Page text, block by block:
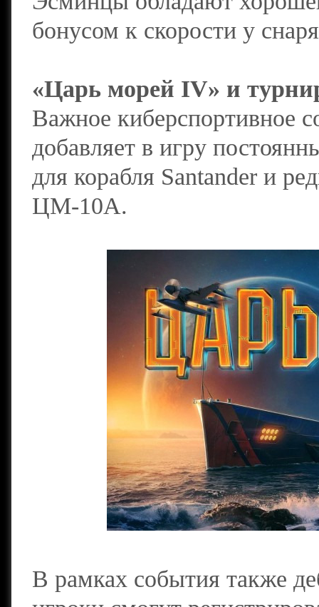
бонусом к скорости у
«Царь морей IV» и
Важное киберспортивное
добавляет в игру
для корабля Santander и
ЦМ-10А.
В рамках события также